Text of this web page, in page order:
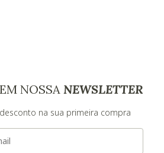
NOSSA NEWSLETTER
na sua primeira compra